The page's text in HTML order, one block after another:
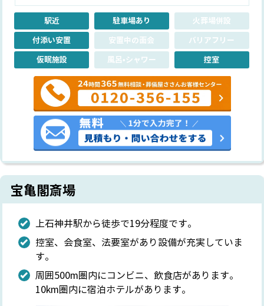
駅近 駐車場あり
火葬場併設
付添い安置
安置中の面会
バリアフリー
仮眠施設
風呂•シャワー 控室
宝亀閣斎場
上石神井駅から徒歩で19分程度です。
控室、会食室、法要室があり設備が充実していま
す。
周囲500m圏内にコンビニ、飲食店があります。
10km圏内に宿泊ホテルがあります。